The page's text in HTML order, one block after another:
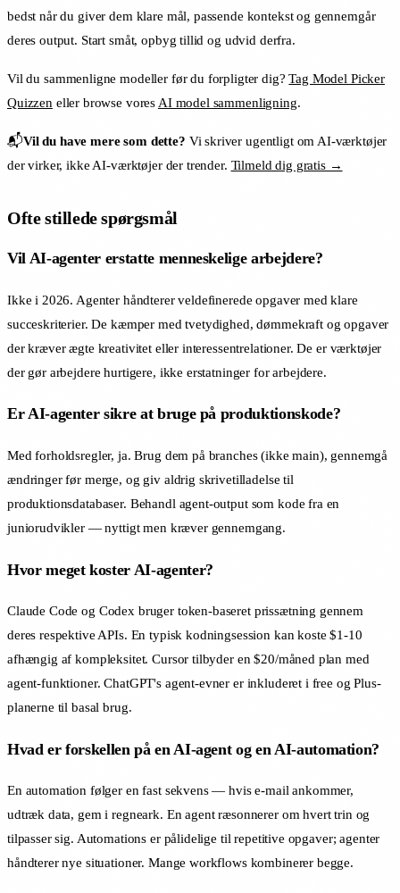
bedst når du giver dem klare mål, passende kontekst og gennemgår
deres output. Start småt, opbyg tillid og udvid derfra.
Vil du sammenligne modeller før du forpligter dig?Tag Model Picker
Quizzen eller browse vores AI model sammenligning.
📬Vil du have mere som dette? Vi skriver ugentligt om AI-værktøjer
der virker, ikke AI-værktøjer der trender. Tilmeld dig gratis →
Ofte stillede spørgsmål
Vil AI-agenter erstatte menneskelige arbejdere?
Ikke i 2026. Agenter håndterer veldefinerede opgaver med klare
succeskriterier. De kæmper med tvetydighed, dømmekraft og opgaver
der kræver ægte kreativitet eller interessentrelationer. De er værktøjer
der gør arbejdere hurtigere, ikke erstatninger for arbejdere.
Er AI-agenter sikre at bruge på produktionskode?
Med forholdsregler, ja. Brug dem på branches (ikke main), gennemgå
ændringer før merge, og giv aldrig skrivetilladelse til
produktionsdatabaser. Behandl agent-output som kode fra en
juniorudvikler — nyttigt men kræver gennemgang.
Hvor meget koster AI-agenter?
Claude Code og Codex bruger token-baseret prissætning gennem
deres respektive APIs. En typisk kodningsession kan koste $1-10
afhængig af kompleksitet. Cursor tilbyder en $20/måned plan med
agent-funktioner. ChatGPT's agent-evner er inkluderet i free og Plus-
planerne til basal brug.
Hvad er forskellen på en AI-agent og en AI-automation?
En automation følger en fast sekvens — hvis e-mail ankommer,
udtræk data, gem i regneark. En agent ræsonnerer om hvert trin og
tilpasser sig. Automations er pålidelige til repetitive opgaver; agenter
håndterer nye situationer. Mange workflows kombinerer begge.